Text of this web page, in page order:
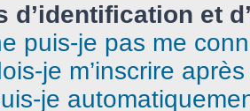
d’identification et
puis-je pas me
je m’inscrire
je